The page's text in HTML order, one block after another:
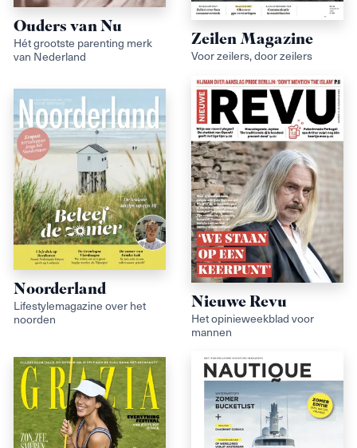
Ouders van Nu
Hét grootste parenting merk
van Nederland
Zeilen Magazine
Voor zeilers, door zeilers
Noorderland
Lifestylemagazine over het
noorden
Nieuwe Revu
Het opinieweekblad voor
mannen